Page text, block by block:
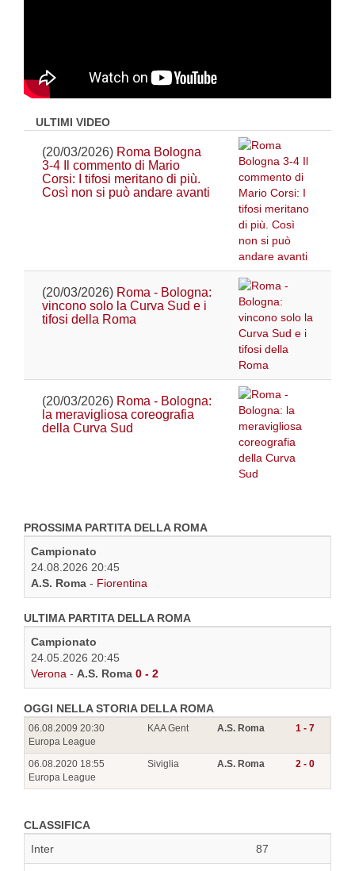
ULTIMI VIDEO
(20/03/2026) Roma Bologna
3-4 Il commento di Mario
Corsi: I tifosi meritano di più.
Così non si può andare avanti
(20/03/2026) Roma - Bologna:
vincono solo la Curva Sud e i
tifosi della Roma
(20/03/2026) Roma - Bologna:
la meravigliosa coreografia
della Curva Sud
PROSSIMA PARTITA DELLA ROMA
Campionato
24.08.2026 20:45
A.S. Roma - Fiorentina
ULTIMA PARTITA DELLA ROMA
Campionato
24.05.2026 20:45
Verona - A.S. Roma 0 - 2
OGGI NELLA STORIA DELLA ROMA
06.08.2009 20:30
Europa League
KAA Gent A.S. Roma 1 - 7
06.08.2020 18:55
Europa League
Siviglia A.S. Roma 2 - 0
CLASSIFICA
Inter
87